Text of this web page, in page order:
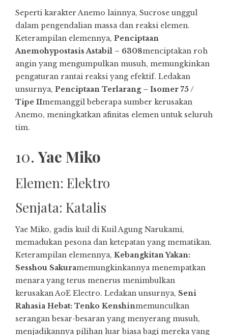
Seperti karakter Anemo lainnya, Sucrose unggul
dalam pengendalian massa dan reaksi elemen.
Keterampilan elemennya, Penciptaan
Anemohypostasis Astabil – 6308menciptakan roh
angin yang mengumpulkan musuh, memungkinkan
pengaturan rantai reaksi yang efektif. Ledakan
unsurnya, Penciptaan Terlarang – Isomer 75 /
Tipe IImemanggil beberapa sumber kerusakan
Anemo, meningkatkan afinitas elemen untuk seluruh
tim.
10.Yae Miko
Elemen: Elektro
Senjata: Katalis
Yae Miko, gadis kuil di Kuil Agung Narukami,
memadukan pesona dan ketepatan yang mematikan.
Keterampilan elemennya, Kebangkitan Yakan:
Sesshou Sakuramemungkinkannya menempatkan
menara yang terus menerus menimbulkan
kerusakan AoE Electro. Ledakan unsurnya, Seni
Rahasia Hebat: Tenko Kenshinmemunculkan
serangan besar-besaran yang menyerang musuh,
menjadikannya pilihan luar biasa bagi mereka yang